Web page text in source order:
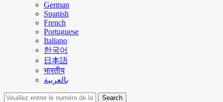
German
Spanish
French
Portuguese
Italiano
한국어
日本語
भारतीय
بالعربية
Search